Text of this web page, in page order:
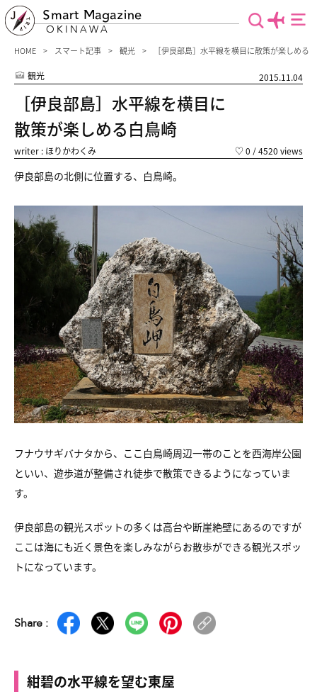
Smart Magazine
OKINAWA
HOME スマート記事 観光 ［伊良部島］水平線を横目に散策が楽しめる
観光 2015.11.04
［伊良部島］水平線を横目に
散策が楽しめる白鳥崎
writer : ほりかわくみ ♡ 0 / 4520 views
伊良部島の北側に位置する、白鳥崎。
フナウサギバナタから、ここ白鳥崎周辺一帯のことを西海岸公園
といい、遊歩道が整備され徒歩で散策できるようになっていま
す。
伊良部島の観光スポットの多くは高台や断崖絶壁にあるのですが
ここは海にも近く 景色を楽しみながらお散歩ができる観光スポッ
トになっています。
Share :
紺碧の水平線を望む東屋